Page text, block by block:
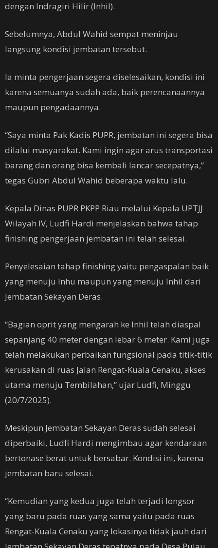
dengan Indragiri Hilir (Inhil).
Sebelumnya, Abdul Wahid sempat meninjau
langsung kondisi jembatan tersebut.
Ia minta pengerjaan segera diselesaikan, kondisi ini
karena semuanya sudah ada, baik perencanaannya
maupun pengadaannya.
“Saya minta Pak Kadis PUPR, jembatan ini segera bisa
dilalui masyarakat. Kami ingin agar arus transportasi
barang dan orang bisa kembali lancar secepatnya,”
tegas Gubri Abdul Wahid beberapa waktu lalu.
Kepala Dinas PUPR PKPP Riau melalui Kepala UPTJJ
Wilayah IV, Ludfi Hardi menjelaskan bahwa tahap
finishing pengerjaan jembatan ini telah selesai.
Penyelesaian tahap finishing yaitu pengaspalan baik
yang menuju Inhu maupun yang menuju Inhil dari
Jembatan Sekayan Deras.
“Bagian oprit yang mengarah ke Inhil telah diaspal
sepanjang 40 meter dengan lebar 6 meter. Kami juga
telah melakukan perbaikan fungsional pada titik-titik
kerusakan di ruas Jalan Rengat-Kuala Cenaku, akses
utama menuju Tembilahan,” ujar Ludfi, Minggu
(20/7/2025).
Meskipun Jembatan Sekayan Deras sudah selesai
diperbaiki, Ludfi Hardi mengimbau agar kendaraan
bertonase berat untuk bersabar. Kondisi ini, karena
jembatan baru selesai.
“Kemudian yang kedua juga telah terjadi longsor
yang baru pada ruas yang sama yaitu pada ruas
Rengat-Kuala Cenaku yang lokasinya tidak jauh dari